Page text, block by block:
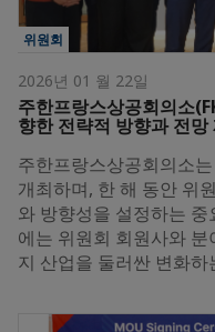
위원회
2026년 01 월 22일
주한프랑스상공회의소
향한 전략적 방향과 전망
주한프랑스상공회의소
개최하며, 한 해 동안 위
와 방향성을 설정하는
에는 위원회 회원사와
지 산업을 둘러싼 변화